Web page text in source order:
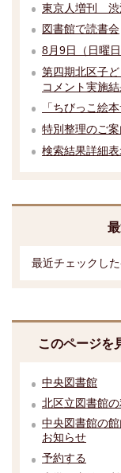
東京人増刊 渋
図書館で読書会
8月9日（日曜
第四期北区子
コメント実施
「ちびっこ絵
特別整理のご案
検索結果詳細
最近チェックし
このページを
中央図書館
北区立図書館
中央図書館の
お知らせ
予約する